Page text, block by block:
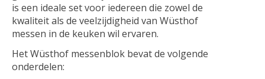
is een ideale set voor iedereen die zowel de
kwaliteit als de veelzijdigheid van Wüsthof
messen in de keuken wil ervaren.
Het Wüsthof messenblok bevat de volgende
onderdelen: